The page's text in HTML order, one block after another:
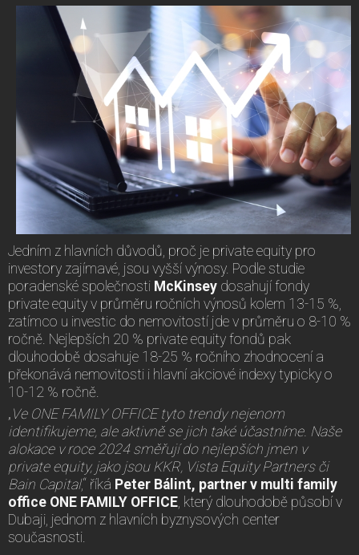
Jedním z hlavních důvodů, proč je private equity pro
investory zajímavé, jsou vyšší výnosy. Podle studie
poradenské společnosti McKinsey dosahují fondy
private equity v průměru ročních výnosů kolem 13-15 %,
zatímco u investic do nemovitostí jde v průměru o 8-10 %
ročně. Nejlepších 20 % private equity fondů pak
dlouhodobě dosahuje 18-25 % ročního zhodnocení a
překonává nemovitosti i hlavní akciové indexy typicky o
10-12 % ročně.
„ Ve ONE FAMILY OFFICE tyto trendy nejenom
identifikujeme, ale aktivně se jich také účastníme. Naše
alokace v roce 2024 směřují do nejlepších jmen v
private equity, jako jsou KKR, Vista Equity Partners či
Bain Capital,“ říká Peter Bálint, partner v multi family
office ONE FAMILY OFFICE, který dlouhodobě působí v
Dubaji, jednom z hlavních byznysových center
současnosti.